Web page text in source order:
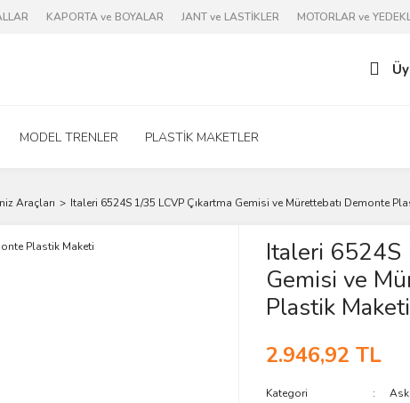
KAPORTA ve BOYALAR JANT ve LASTİKLER MOTORLAR ve
MODEL TRENLER PLASTİK MAKETLER
Araçları Italeri 6524S 1/35 LCVP Çıkartma Gemisi ve Mürettebatı Demonte
Italeri 6524S
Gemisi ve
Plastik Maketi
2.946,92 TL
Kategori